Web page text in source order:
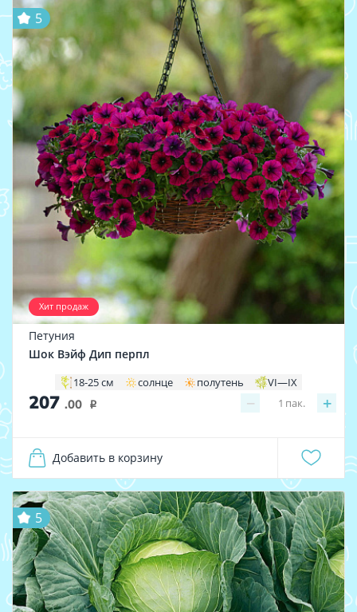
Хит продаж
5
Петуния
Шок Вэйф Дип перпл
18-25 см солнце полутень VI—IX
207 .00 i − +
1 пак.
Добавить в корзину
5